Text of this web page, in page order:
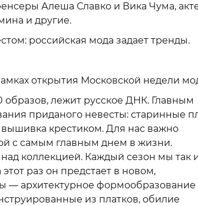
Алеша Славко и Вика Чума,
и другие.
российская мода задает тренды.
открытия Московской недели
лежит русское ДНК. Главным
приданого невесты: старинные
вышивка крестиком. Для нас важно
с самым главным днем в жизни.
коллекцией. Каждый сезон мы так
раз он предстает в новом,
архитектурное формообразование
из платков, обилие